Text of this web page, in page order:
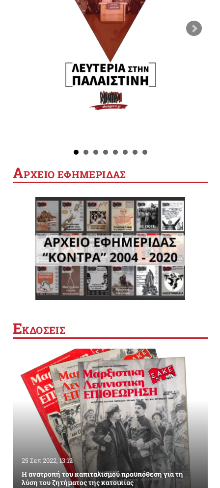
ΑΡΧΕΙΟ ΕΦΗΜΕΡΙΔΑΣ
ΕΚΔΟΣΕΙΣ
25 Σεπ 2022, 13:12
Η ανατροπή του καπιταλισμού προϋπόθεση για τη
λύση του ζητήματος της κατοικίας